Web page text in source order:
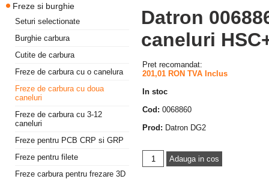
Freze si burghie
Seturi selectionate
Burghie carbura
Cutite de carbura
Freze de carbura cu o canelura
Freze de carbura cu doua
caneluri
Freze de carbura cu 3-12
caneluri
Freze pentru PCB CRP si GRP
Freze pentru filete
Freze carbura pentru frezare 3D
Datron
caneluri
Pret recomandat:
201,01 RON TVA Inclus
In stoc
Cod: 0068860
Prod: Datron DG2